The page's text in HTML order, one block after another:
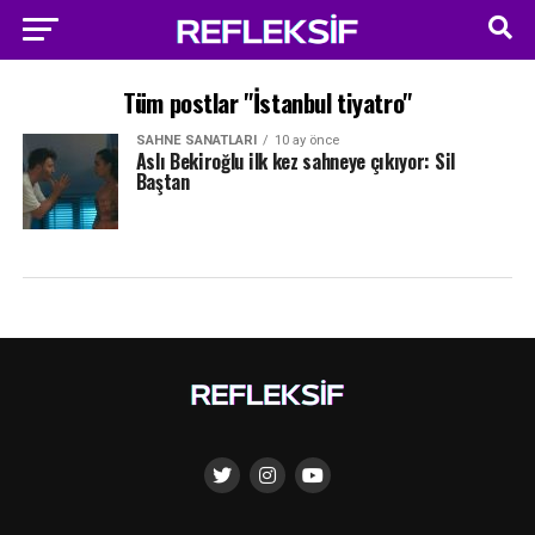
Tüm postlar "İstanbul tiyatro"
SAHNE SANATLARI 10 ay önce
Aslı Bekiroğlu ilk kez sahneye çıkıyor: Sil
Baştan